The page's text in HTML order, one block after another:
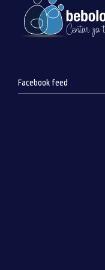
Facebook feed